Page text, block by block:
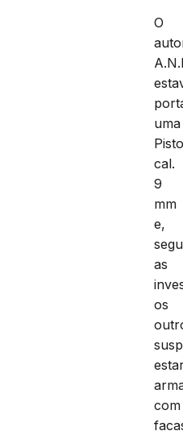
O
uma
cal.
9
mm
e,
as
os
com